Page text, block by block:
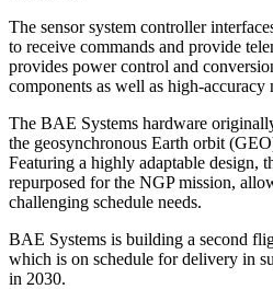
The sensor system controller
to receive commands and provide
provides power control and
components as well as high-
The BAE Systems hardware
the geosynchronous Earth orbit
Featuring a highly adaptable design,
repurposed for the NGP mission,
challenging schedule needs.
BAE Systems is building a second
which is on schedule for delivery in
in 2030.